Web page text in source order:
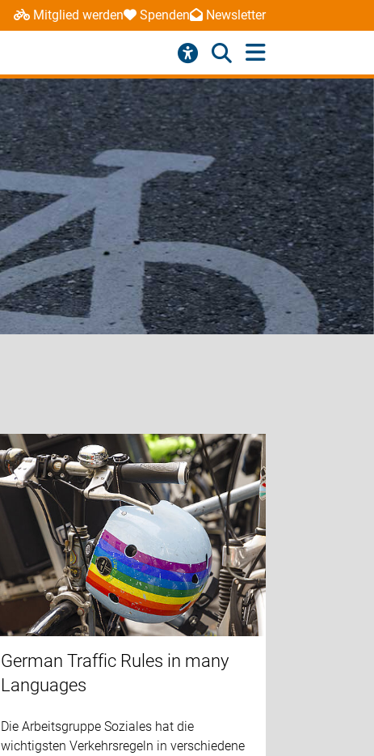
Mitglied werden Spenden Newsletter
German Traffic Rules in many
Languages
Die Arbeitsgruppe Soziales hat die
wichtigsten Verkehrsregeln in verschiedene